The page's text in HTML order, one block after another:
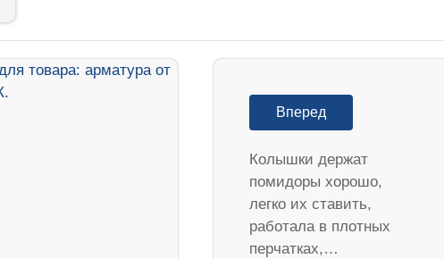
Вперед
Колышки держат
помидоры хорошо,
легко их ставить,
работала в плотных
перчатках,…